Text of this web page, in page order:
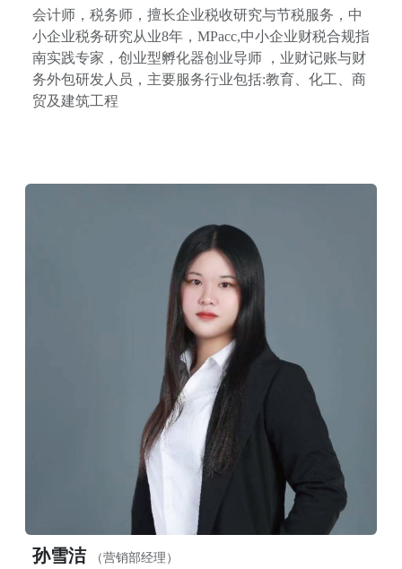
会计师，税务师，擅长企业税收研究与节税服务，中
小企业税务研究从业8年，MPacc,中小企业财税合规指
南实践专家，创业型孵化器创业导师 ，业财记账与财
务外包研发人员，主要服务行业包括:教育、化工、商
贸及建筑工程
孙雪洁 （营销部经理）